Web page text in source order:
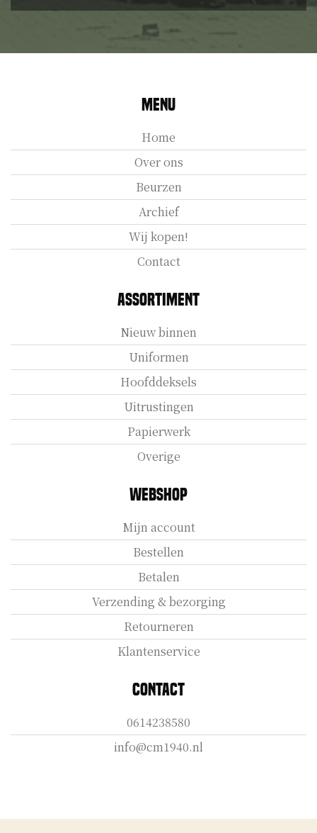
Menu
Home
Over ons
Beurzen
Archief
Wij kopen!
Contact
Assortiment
Nieuw binnen
Uniformen
Hoofddeksels
Uitrustingen
Papierwerk
Overige
Webshop
Mijn account
Bestellen
Betalen
Verzending & bezorging
Retourneren
Klantenservice
Contact
0614238580
info@cm1940.nl